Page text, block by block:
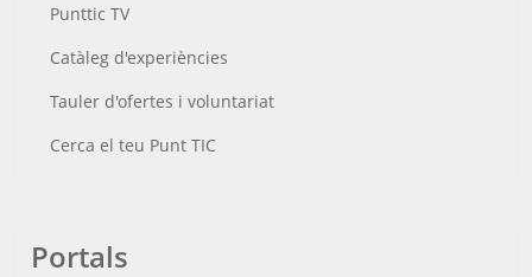
Punttic TV
Catàleg d'experiències
Tauler d'ofertes i voluntariat
Cerca el teu Punt TIC
Portals